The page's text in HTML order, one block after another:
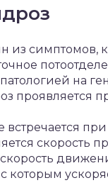
из симптомов,
на
проявляется
встречается
скорость
которым